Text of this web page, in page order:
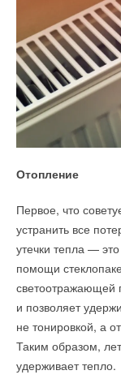
Отопление
Первое, что
устранить все
утечки тепла —
помощи
светоотражающей
и позволяет
не тонировкой, а
Таким образом,
удерживает тепло.